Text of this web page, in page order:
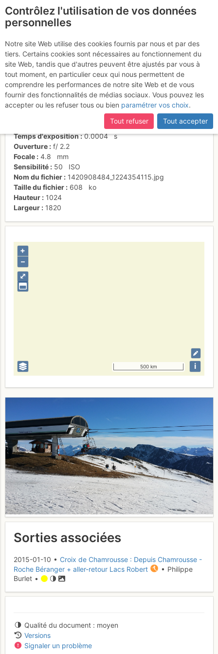
A la Croix
Activités
Date/heure
10 janv. 2015 13:19
Contributeur
Philippe Burlet
individuel (CC by-nc-nd)
SAMSUNG SM-G901F
Temps d'exposition
0.0004 s
Ouverture
f/ 2.2
Focale
4.8
mm
Sensibilité
50
ISO
Nom du fichier
1420908484_1224354115.jpg
Taille du fichier
608
ko
Hauteur
1024
Largeur
1820
⤢
+
–
500 km i
Sorties associées
2015-01-10 • Croix de Chamrousse : Depuis Chamrousse -
Roche Béranger + aller-retour Lacs Robert
• Philippe
Burlet •
Qualité du document
moyen
Versions
Signaler un problème
Contrôlez l'utilisation de vos données
personnelles
Notre site Web utilise des cookies fournis par nous et par des
tiers. Certains cookies sont nécessaires au fonctionnement du
site Web, tandis que d'autres peuvent être ajustés par vous à
tout moment, en particulier ceux qui nous permettent de
comprendre les performances de notre site Web et de vous
fournir des fonctionnalités de médias sociaux. Vous pouvez les
accepter ou les refuser tous ou bien paramétrer vos choix.
Tout refuser
Tout accepter